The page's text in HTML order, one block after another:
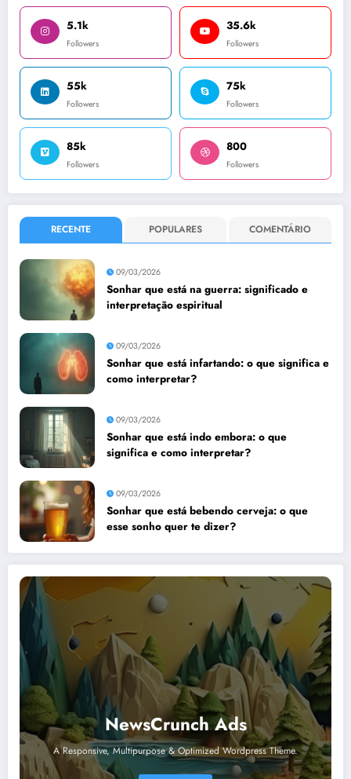
5.1k
Followers
35.6k
Followers
55k
Followers
75k
Followers
85k
Followers
800
Followers
RECENTE POPULARES COMENTÁRIO
09/03/2026
Sonhar que está na guerra: significado e
interpretação espiritual
09/03/2026
Sonhar que está infartando: o que significa e
como interpretar?
09/03/2026
Sonhar que está indo embora: o que
significa e como interpretar?
09/03/2026
Sonhar que está bebendo cerveja: o que
esse sonho quer te dizer?
NewsCrunch Ads
A Responsive, Multipurpose & Optimized Wordpress Theme.